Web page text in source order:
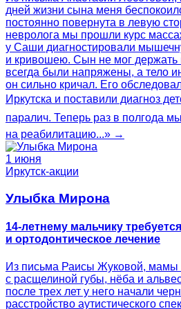
дней жизни сына меня
постоянно повернута в левую
невролога мы прошли курс
у Саши диагностировали
и кривошею. Сын не мог держать
всегда были напряжены, а тело
он сильно кричал. Его
Иркутска и поставили диагноз
паралич. Теперь раз в полгода
на реабилитацию...» →
1 июня
Иркутск-акции
Улыбка Мирона
14-летнему мальчику
и ортодонтическое лечение
Из письма Раисы Жуковой,
с расщелиной губы, нёба и
после трех лет у него начали
расстройство аутистического